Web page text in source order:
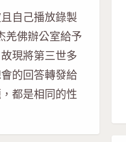
自己播放錄製
羌佛辦公室給予
現將第三世多
的回答轉發給
都是相同的性